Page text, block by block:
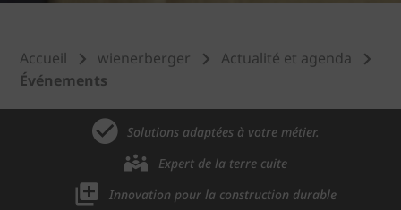
Accueil wienerberger
Actualité et agenda
Événements
Solutions adaptées à votre métier.
Expert de la terre cuite
Innovation pour la construction durable